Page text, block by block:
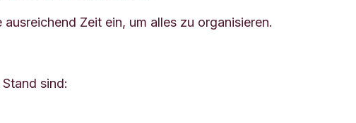
Zeit ein, um alles zu organisieren.
sind: